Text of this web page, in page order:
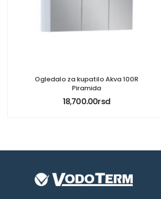
Ogledalo za kupatilo Akva 100R
Piramida
18,700.00rsd